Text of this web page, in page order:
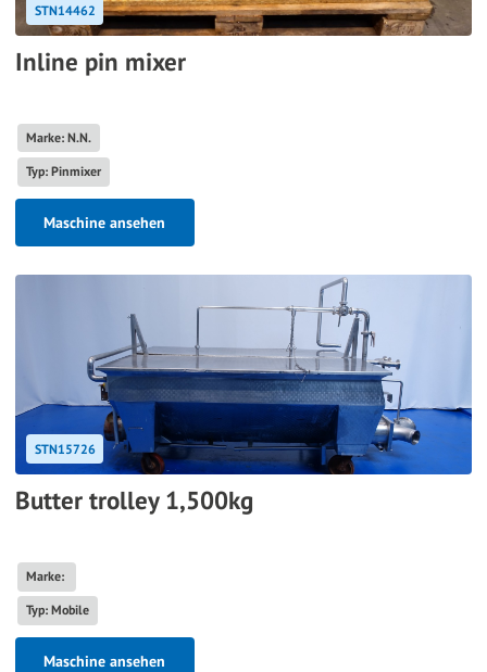
STN14462
Inline pin mixer
Marke: N.N.
Typ: Pinmixer
Maschine ansehen
STN15726
Butter trolley 1,500kg
Marke:
Typ: Mobile
Maschine ansehen